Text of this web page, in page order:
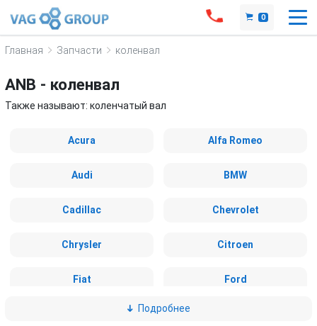
0
Главная Запчасти коленвал
ANB - коленвал
Также называют: коленчатый вал
Acura Alfa Romeo
Audi BMW
Cadillac Chevrolet
Chrysler Citroen
Fiat Ford
Подробнее